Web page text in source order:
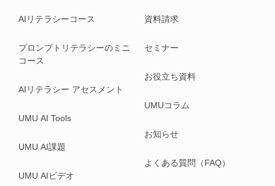
AIリテラシーコース
プロンプトリテラシーのミニ
コース
AIリテラシー アセスメント
UMU AI Tools
UMU AI課題
UMU AIビデオ
資料請求
セミナー
お役立ち資料
UMUコラム
お知らせ
よくある質問（FAQ）